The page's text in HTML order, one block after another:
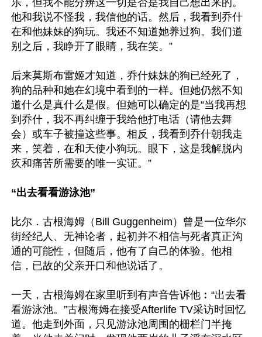
乐，但我不能分辨这一切是否是我自己想出来的。
他和我说不怪我，我信他的话。然后，我看到乔什
在和他妹妹的狗玩。我还不知道她养过狗。我们道
别之后，我睁开了眼睛，我在笑。”
后来莫斯布雷姬才知道，乔什妹妹的狗已经死了，
狗的品种和她在幻境中看到的一样。但她仍然不知
道什么是真什么是假。但她可以确定的是“当我再想
到乔什，我不再纠缠于我给他打电话（请他去舞
会）或车子被撞这些事。相反，我看到乔什朝我走
来，笑着，在和天使小狗玩。眼下，这是我解脱内
疚和痛苦所需要的唯一实证。”
“出去看看游泳池”
比尔．古根海姆（Bill Guggenheim）曾是一位华尔
街经纪人、无神论者，起初并不相信与死者真正沟
通的可能性，但随后，他有了自己的体验。他相
信，已故的父亲开口和他说话了。
一天，古根海姆在家里听到有声音告诉他︰“出去看
看游泳池。”古根海姆在接受Afterlife TV采访时回忆
道。他走到外面，只见游泳池周围的栅栏门半掩